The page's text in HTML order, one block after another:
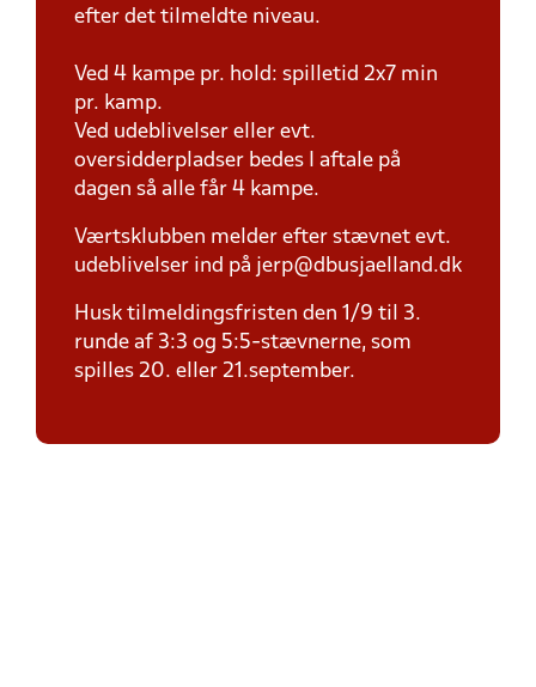
efter det tilmeldte niveau.
Ved 4 kampe pr. hold: spilletid 2x7 min
pr. kamp.
Ved udeblivelser eller evt.
oversidderpladser bedes I aftale på
dagen så alle får 4 kampe.
Værtsklubben melder efter stævnet evt.
udeblivelser ind på jerp@dbusjaelland.dk
Husk tilmeldingsfristen den 1/9 til 3.
runde af 3:3 og 5:5-stævnerne, som
spilles 20. eller 21.september.